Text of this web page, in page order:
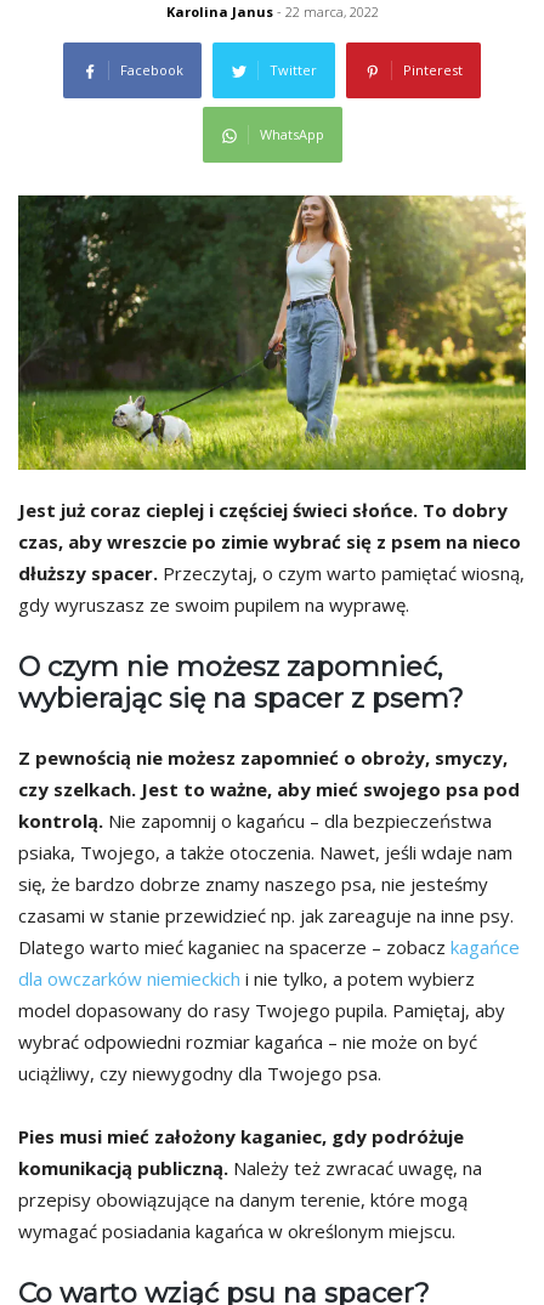
Karolina Janus- 22 marca, 2022
Facebook Twitter Pinterest
WhatsApp
Jest już coraz cieplej i częściej świeci słońce. To dobry
czas, aby wreszcie po zimie wybrać się z psem na nieco
dłuższy spacer. Przeczytaj, o czym warto pamiętać wiosną,
gdy wyruszasz ze swoim pupilem na wyprawę.
O czym nie możesz zapomnieć,
wybierając się na spacer z psem?
Z pewnością nie możesz zapomnieć o obroży, smyczy,
czy szelkach. Jest to ważne, aby mieć swojego psa pod
kontrolą. Nie zapomnij o kagańcu – dla bezpieczeństwa
psiaka, Twojego, a także otoczenia. Nawet, jeśli wdaje nam
się, że bardzo dobrze znamy naszego psa, nie jesteśmy
czasami w stanie przewidzieć np. jak zareaguje na inne psy.
Dlatego warto mieć kaganiec na spacerze – zobacz kagańce
dla owczarków niemieckich i nie tylko, a potem wybierz
model dopasowany do rasy Twojego pupila. Pamiętaj, aby
wybrać odpowiedni rozmiar kagańca – nie może on być
uciążliwy, czy niewygodny dla Twojego psa.
Pies musi mieć założony kaganiec, gdy podróżuje
komunikacją publiczną. Należy też zwracać uwagę, na
przepisy obowiązujące na danym terenie, które mogą
wymagać posiadania kagańca w określonym miejscu.
Co warto wziąć psu na spacer?